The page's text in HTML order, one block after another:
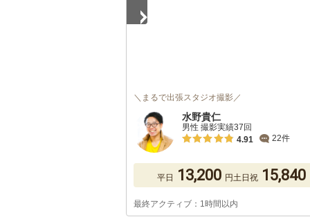
＼まるで出張スタジオ撮影／
水野貴仁
男性 撮影実績37回
4.91
22件
平日 13,200 円土日祝 15,840
最終アクティブ：1時間以内